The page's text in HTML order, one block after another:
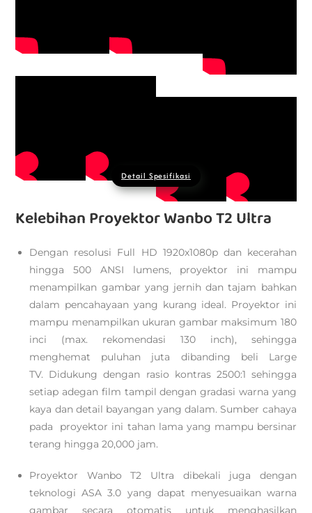
Detail Spesifikasi
Kelebihan Proyektor Wanbo T2 Ultra
Dengan resolusi Full HD 1920x1080p dan kecerahan
hingga 500 ANSI lumens, proyektor ini mampu
menampilkan gambar yang jernih dan tajam bahkan
dalam pencahayaan yang kurang ideal. Proyektor ini
mampu menampilkan ukuran gambar maksimum 180
inci (max. rekomendasi 130 inch), sehingga
menghemat puluhan juta dibanding beli Large
TV. Didukung dengan rasio kontras 2500:1 sehingga
setiap adegan film tampil dengan gradasi warna yang
kaya dan detail bayangan yang dalam. Sumber cahaya
pada proyektor ini tahan lama yang mampu bersinar
terang hingga 20,000 jam.
Proyektor Wanbo T2 Ultra dibekali juga dengan
teknologi ASA 3.0 yang dapat menyesuaikan warna
gambar secara otomatis untuk menghasilkan